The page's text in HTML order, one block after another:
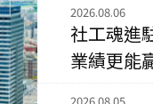
2026.08.06
社工魂進
業績更能